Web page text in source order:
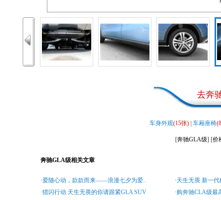
去奔
车身外观(15张) 车厢座椅
[奔驰GLA级] [价
奔驰GLA级相关文章
·爱随心动，款款而来——浪漫七夕为爱.. ·天生无畏 新一
·猎闪行动 天生无畏的你请跟紧GLA SUV ·购奔驰CLA级最